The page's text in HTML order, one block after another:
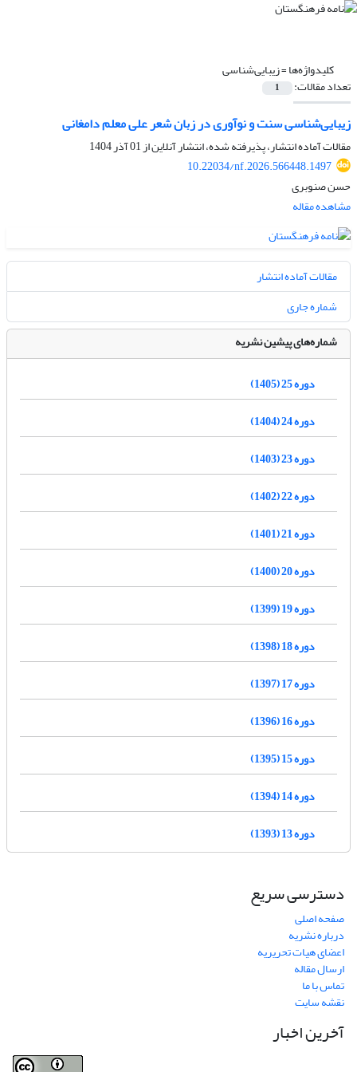
کلیدواژه‌ها =زیبایی‌شناسی
تعداد مقالات: 1
زیبایی‌شناسی سنت و نوآوری در زبان شعر علی معلم دامغانی
مقالات آماده انتشار، پذیرفته شده، انتشار آنلاین از01 آذر 1404
10.22034/nf.2026.566448.1497
حسن صنوبری
مشاهده مقاله
مقالات آماده انتشار
شماره جاری
شماره‌های پیشین نشریه
دوره 25 (1405)
دوره 24 (1404)
دوره 23 (1403)
دوره 22 (1402)
دوره 21 (1401)
دوره 20 (1400)
دوره 19 (1399)
دوره 18 (1398)
دوره 17 (1397)
دوره 16 (1396)
دوره 15 (1395)
دوره 14 (1394)
دوره 13 (1393)
دسترسی سریع
صفحه اصلی
درباره نشریه
اعضای هیات تحریریه
ارسال مقاله
تماس با ما
نقشه سایت
آخرین اخبار